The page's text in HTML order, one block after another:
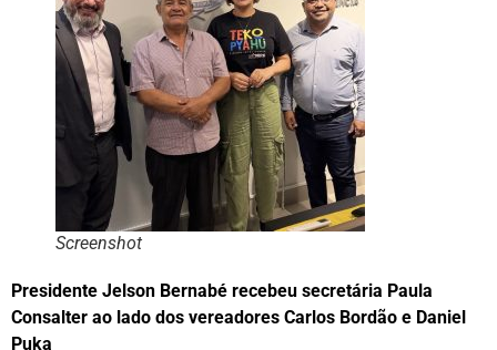
Screenshot
Presidente Jelson Bernabé recebeu secretária Paula
Consalter ao lado dos vereadores Carlos Bordão e Daniel
Puka